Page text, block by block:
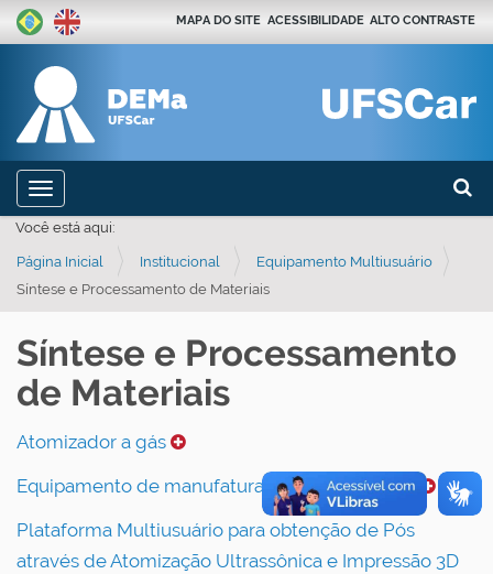
Busca
MAPA DO SITE ACESSIBILIDADE ALTO CONTRASTE
Toggle navigation
Você está aqui:
Página Inicial Institucional
Equipamento Multiusuário
Síntese e Processamento de Materiais
Síntese e Processamento
de Materiais
Atomizador a gás
Equipamento de manufatura aditiva de metais
Plataforma Multiusuário para obtenção de Pós
através de Atomização Ultrassônica e Impressão 3D